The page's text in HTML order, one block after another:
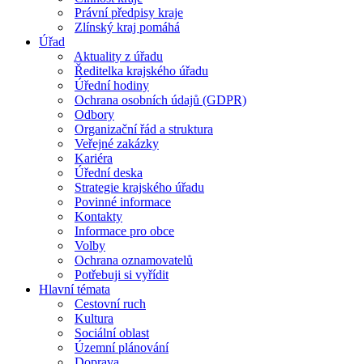
Právní předpisy kraje
Zlínský kraj pomáhá
Úřad
Aktuality z úřadu
Ředitelka krajského úřadu
Úřední hodiny
Ochrana osobních údajů (GDPR)
Odbory
Organizační řád a struktura
Veřejné zakázky
Kariéra
Úřední deska
Strategie krajského úřadu
Povinné informace
Kontakty
Informace pro obce
Volby
Ochrana oznamovatelů
Potřebuji si vyřídit
Hlavní témata
Cestovní ruch
Kultura
Sociální oblast
Územní plánování